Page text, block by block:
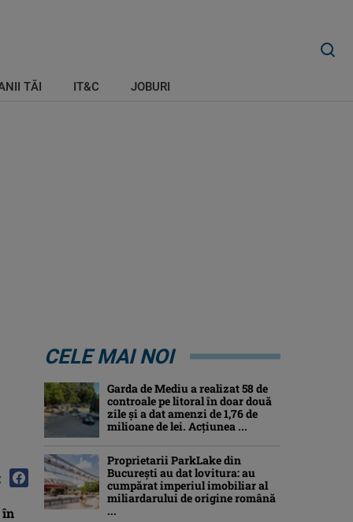
TĂI IT&C JOBURI
în
CELE MAI NOI
Garda de Mediu a realizat 58 de
controale pe litoral în doar două
zile și a dat amenzi de 1,76 de
milioane de lei. Acțiunea ...
Proprietarii ParkLake din
București au dat lovitura: au
cumpărat imperiul imobiliar al
miliardarului de origine română
...